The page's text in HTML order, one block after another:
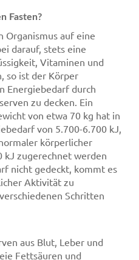
Fasten?
Organismus auf eine
darauf, stets eine
Vitaminen und
so ist der Körper
Energiebedarf durch
zu decken. Ein
von etwa 70 kg hat in
von 5.700-6.700 kJ,
körperlicher
zugerechnet werden
nicht gedeckt, kommt es
Aktivität zu
Schritten
aus Blut, Leber und
Fettsäuren und